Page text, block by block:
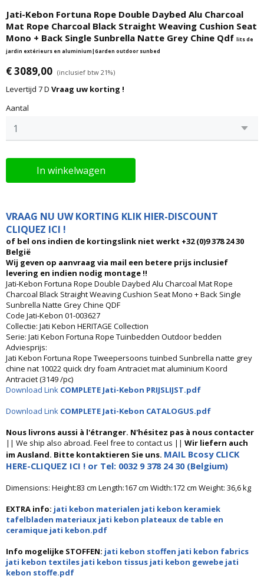
Jati-Kebon Fortuna Rope Double Daybed Alu Charcoal
Mat Rope Charcoal Black Straight Weaving Cushion Seat
Mono + Back Single Sunbrella Natte Grey Chine Qdf lits de
jardin extérieurs en aluminium|Garden outdoor sunbed
€ 3089,00 (inclusief btw 21%)
Levertijd 7 D Vraag uw korting !
Aantal
In winkelwagen
VRAAG NU UW KORTING KLIK HIER-DISCOUNT
CLIQUEZ ICI !
of bel ons indien de kortingslink niet werkt +32 (0)9 378 24 30
België
Wij geven op aanvraag via mail een betere prijs inclusief
levering en indien nodig montage !!
Jati-Kebon Fortuna Rope Double Daybed Alu Charcoal Mat Rope
Charcoal Black Straight Weaving Cushion Seat Mono + Back Single
Sunbrella Natte Grey Chine QDF
Code Jati-Kebon 01-003627
Collectie: Jati Kebon HERITAGE Collection
Serie: Jati Kebon Fortuna Rope Tuinbedden Outdoor bedden
Adviesprijs:
Jati Kebon Fortuna Rope Tweepersoons tuinbed Sunbrella natte grey
chine nat 10022 quick dry foam Antraciet mat aluminium Koord
Antraciet (3149 /pc)
Download Link COMPLETE Jati-Kebon PRIJSLIJST.pdf
Download Link COMPLETE Jati-Kebon CATALOGUS.pdf
Nous livrons aussi à l'étranger. N'hésitez pas à nous contacter
|| We ship also abroad. Feel free to contact us || Wir liefern auch
im Ausland. Bitte kontaktieren Sie uns. MAIL Bcosy CLICK
HERE-CLIQUEZ ICI ! or Tel: 0032 9 378 24 30 (Belgium)
Dimensions: Height:83 cm Length:167 cm Width:172 cm Weight: 36,6 kg
EXTRA info: jati kebon materialen jati kebon keramiek
tafelbladen materiaux jati kebon plateaux de table en
ceramique jati kebon.pdf
Info mogelijke STOFFEN: jati kebon stoffen jati kebon fabrics
jati kebon textiles jati kebon tissus jati kebon gewebe jati
kebon stoffe.pdf